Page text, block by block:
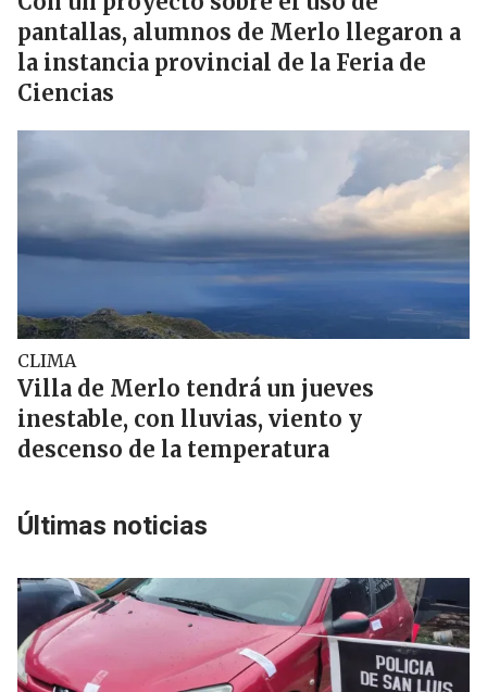
pantallas, alumnos de Merlo llegaron a
la instancia provincial de la Feria de
Ciencias
CLIMA
Villa de Merlo tendrá un jueves
inestable, con lluvias, viento y
descenso de la temperatura
Últimas noticias